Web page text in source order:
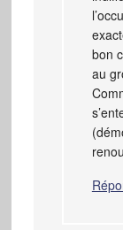
bon
au